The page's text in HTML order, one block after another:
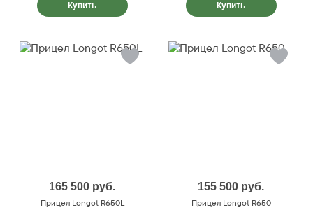
Купить Купить
165 500 руб.
Прицел Longot R650L
155 500 руб.
Прицел Longot R650